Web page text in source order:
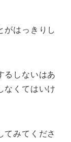
がはっきりし
るしないはあ
なくてはいけ
てみてくださ